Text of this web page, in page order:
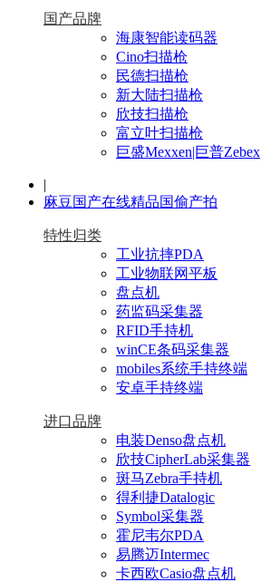
国产品牌
海康智能读码器
Cino扫描枪
民德扫描枪
新大陆扫描枪
欣技扫描枪
富立叶扫描枪
巨盛Mexxen|巨普Zebex
|
麻豆国产在线精品国偷产拍
特性归类
工业抗摔PDA
工业物联网平板
盘点机
药监码采集器
RFID手持机
winCE条码采集器
mobiles系统手持终端
安卓手持终端
进口品牌
电装Denso盘点机
欣技CipherLab采集器
斑马Zebra手持机
得利捷Datalogic
Symbol采集器
霍尼韦尔PDA
易腾迈Intermec
卡西欧Casio盘点机